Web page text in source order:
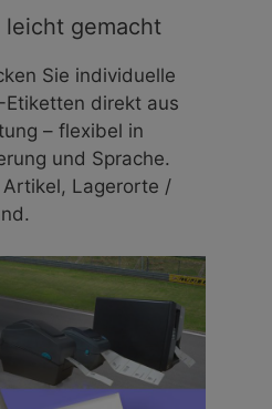
leicht gemacht
Sie individuelle
direkt aus
– flexibel in
und Sprache.
Lagerorte /